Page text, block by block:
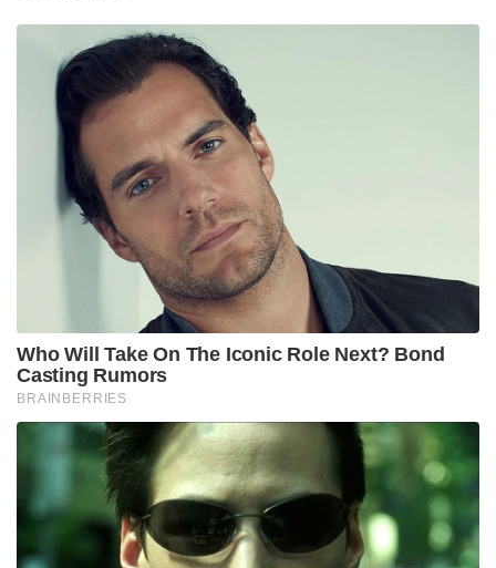
Who Will Take On The Iconic Role Next? Bond
Casting Rumors
BRAINBERRIES